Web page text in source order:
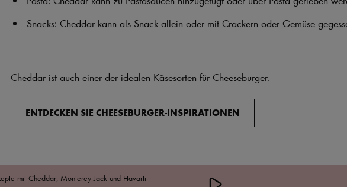
Snacks: Cheddar kann als Snack allein oder mit Crackern oder Gemüse
Cheddar ist auch einer der idealen Käsesorten für Cheeseburger.
ENTDECKEN SIE CHEESEBURGER-INSPIRATIONEN
mit Cheddar, Monterey Jack und Havarti